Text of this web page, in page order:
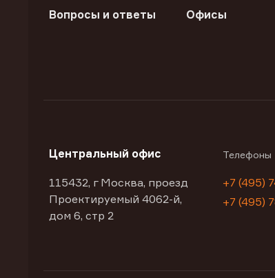
Вопросы и ответы Офисы
Центральный офис
115432, г Москва, проезд
Проектируемый 4062-й,
дом 6, стр 2
Телефоны
+7 (495)
+7 (495)